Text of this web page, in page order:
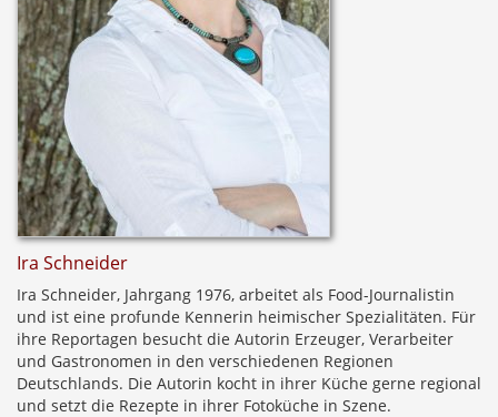
Ira Schneider
Ira Schneider, Jahrgang 1976, arbeitet als Food-Journalistin
und ist eine profunde Kennerin heimischer Spezialitäten. Für
ihre Reportagen besucht die Autorin Erzeuger, Verarbeiter
und Gastronomen in den verschiedenen Regionen
Deutschlands. Die Autorin kocht in ihrer Küche gerne regional
und setzt die Rezepte in ihrer Fotoküche in Szene.